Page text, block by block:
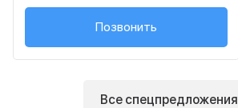
+7 (495) 236-91-...
Позвонить
Все спецпредложения